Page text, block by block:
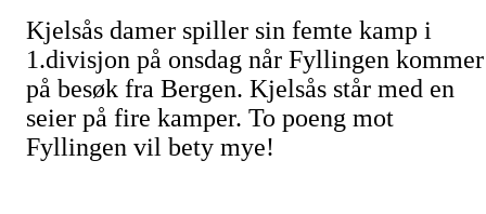
Kjelsås damer spiller sin femte kamp i
1.divisjon på onsdag når Fyllingen kommer
på besøk fra Bergen. Kjelsås står med en
seier på fire kamper. To poeng mot
Fyllingen vil bety mye!